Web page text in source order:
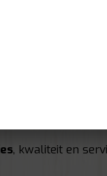
, kwaliteit en